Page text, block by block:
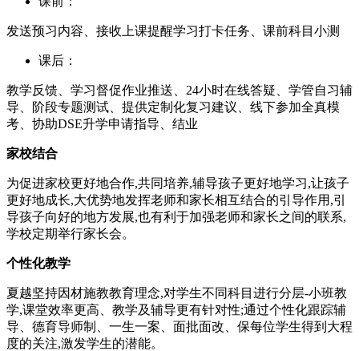
发送预习内容、接收上课提醒学习打卡任务、课前科目小测
课后：
教学反馈、学习督促作业推送、24小时在线答疑、学管自习辅
导、阶段专题测试、提供定制化复习建议、线下参加全真模
考、协助DSE升学申请指导、结业
家校结合
为促进家校更好地合作,共同培养,辅导孩子更好地学习,让孩子
更好地成长,大优势地发挥老师和家长相互结合的引导作用,引
导孩子向好的地方发展,也有利于加强老师和家长之间的联系,
学校定期举行家长会。
个性化教学
夏越坚持因材施教教育理念,对学生不同科目进行分层-小班教
学,课堂效率更高、教学及辅导更有针对性;通过个性化跟踪辅
导、德育导师制、一生一案、面批面改、保每位学生得到大程
度的关注,激发学生的潜能。